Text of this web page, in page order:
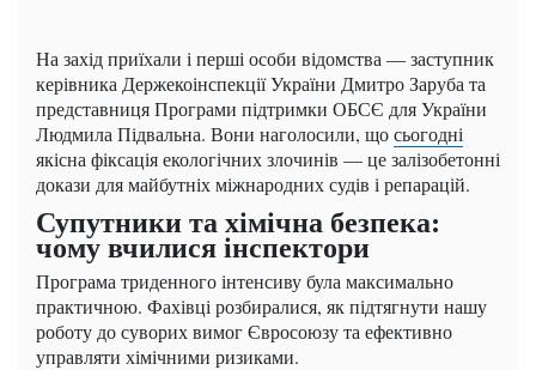
На захід приїхали і перші особи відомства — заступник
керівника Держекоінспекції України Дмитро Заруба та
представниця Програми підтримки ОБСЄ для України
Людмила Підвальна. Вони наголосили, щосьогодні
якісна фіксація екологічних злочинів — це залізобетонні
докази для майбутніх міжнародних судів і репарацій.
Супутники та хімічна безпека:
чому вчилися інспектори
Програма триденного інтенсиву була максимально
практичною. Фахівці розбиралися, як підтягнути нашу
роботу до суворих вимог Євросоюзу та ефективно
управляти хімічними ризиками.